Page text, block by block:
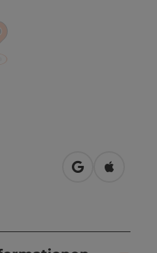
in Googlein Apple